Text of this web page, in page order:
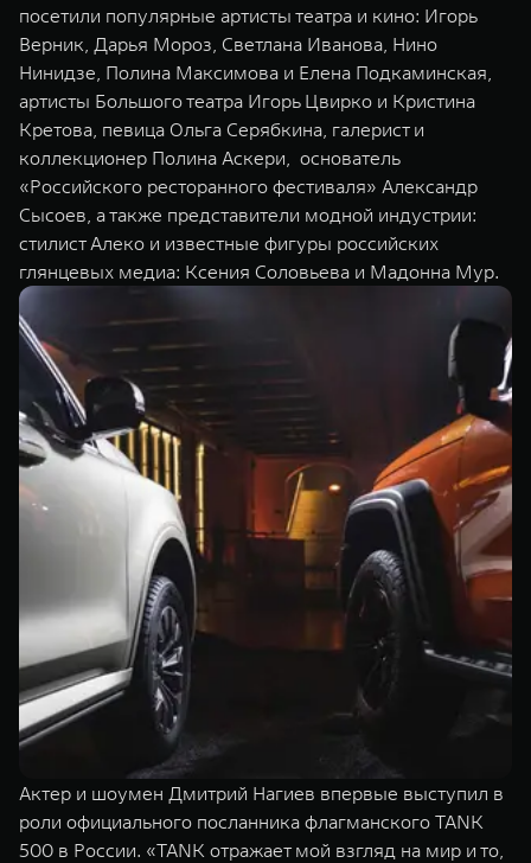
посетили популярные артисты театра и кино: Игорь
Верник, Дарья Мороз, Светлана Иванова, Нино
Нинидзе, Полина Максимова и Елена Подкаминская,
артисты Большого театра Игорь Цвирко и Кристина
Кретова, певица Ольга Серябкина, галерист и
коллекционер Полина Аскери, основатель
«Российского ресторанного фестиваля» Александр
Сысоев, а также представители модной индустрии:
стилист Алеко и известные фигуры российских
глянцевых медиа: Ксения Соловьева и Мадонна Мур.
Актер и шоумен Дмитрий Нагиев впервые выступил в
роли официального посланника флагманского TANK
500 в России. «TANK отражает мой взгляд на мир и то,